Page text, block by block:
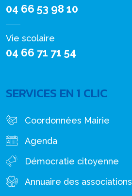
04 66 53 98 10
Vie scolaire
04 66 71 71 54
SERVICES EN 1 CLIC
Coordonnées Mairie
Agenda
Démocratie citoyenne
Annuaire des associations